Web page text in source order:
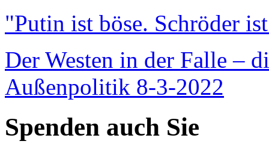
"Putin ist böse. Schröder
Der Westen in der Falle –
Außenpolitik 8-3-2022
Spenden auch Sie